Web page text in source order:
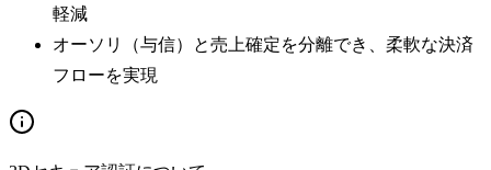
軽減
オーソリ（与信）と売上確定を分離でき、柔軟な決済
フローを実現